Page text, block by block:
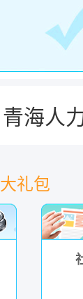
青海人
大礼包